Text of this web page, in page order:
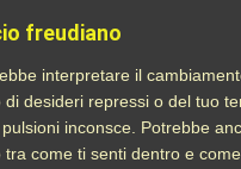
freudiano
interpretare il
di desideri repressi o del tuo
inconsce. Potrebbe
tra come ti senti dentro e